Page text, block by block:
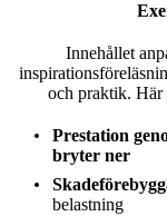
Innehållet
och praktik. Här
Prestation
bryter ner
belastning